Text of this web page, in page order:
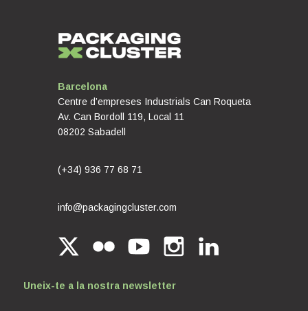
Barcelona
Centre d’empreses Industrials Can Roqueta
Av. Can Bordoll 119, Local 11
08202 Sabadell
(+34) 936 77 68 71
info@packagingcluster.com
Uneix-te a la nostra newsletter